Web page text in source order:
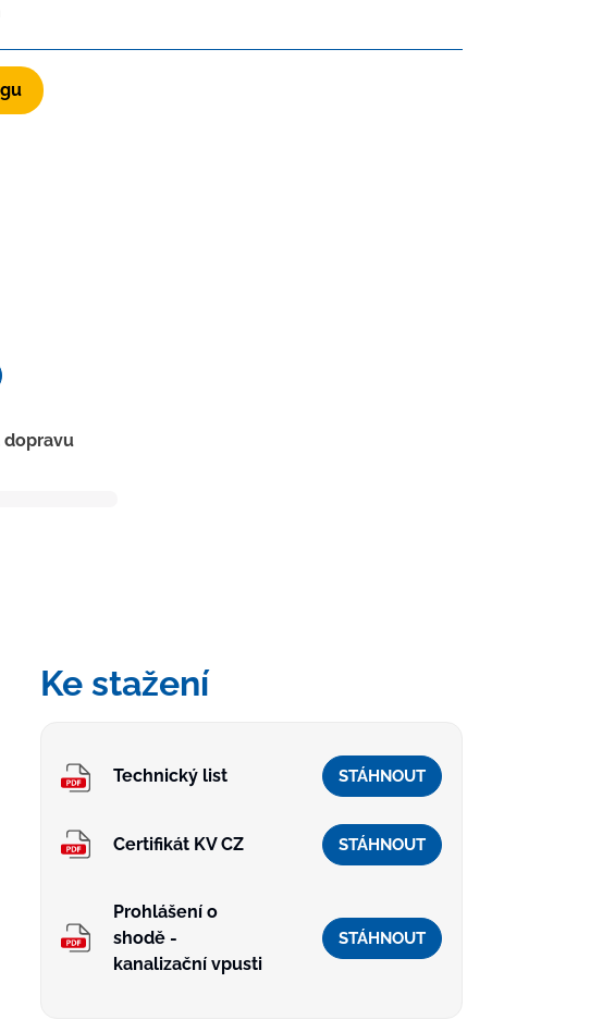
dopravu
Ke stažení
Technický list STÁHNOUT
Certifikát KV CZ STÁHNOUT
Prohlášení o
shodě -
kanalizační vpusti
STÁHNOUT